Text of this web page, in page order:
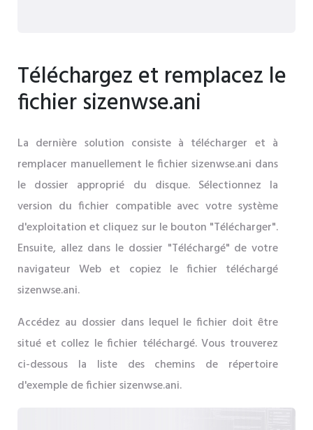
Téléchargez et remplacez le
fichier sizenwse.ani
La dernière solution consiste à télécharger et à
remplacer manuellement le fichier sizenwse.ani dans
le dossier approprié du disque. Sélectionnez la
version du fichier compatible avec votre système
d'exploitation et cliquez sur le bouton "Télécharger".
Ensuite, allez dans le dossier "Téléchargé" de votre
navigateur Web et copiez le fichier téléchargé
sizenwse.ani.
Accédez au dossier dans lequel le fichier doit être
situé et collez le fichier téléchargé. Vous trouverez
ci-dessous la liste des chemins de répertoire
d'exemple de fichier sizenwse.ani.